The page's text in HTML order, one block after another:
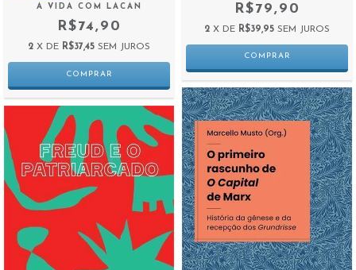
A VIDA COM LACAN
R$74,90
2 X DE R$37,45 SEM JUROS
R$79,90
2 X DE R$39,95 SEM JUROS